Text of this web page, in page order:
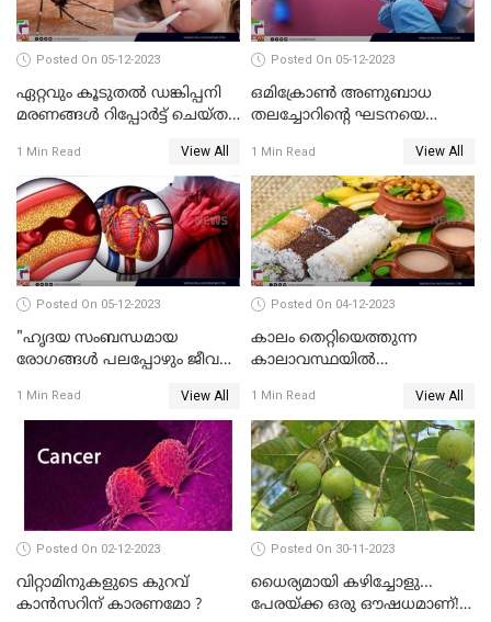
Posted On 05-12-2023
ഏറ്റവും കൂടുതല്‍ ഡങ്കിപ്പനി
മരണങ്ങള്‍ റിപ്പോര്‍ട്ട് ചെയ്ത
ഇന്ത്യയും
1 Min Read View All
Posted On 05-12-2023
ഒമിക്രോണ്‍ അണുബാധ
തലച്ചോറിന്റെ ഘടനയെ
പുറത്ത്
1 Min Read View All
Posted On 05-12-2023
"ഹൃദയ സംബന്ധമായ
രോഗങ്ങള്‍ പലപ്പോഴും ജീവന്
1 Min Read View All
Posted On 04-12-2023
കാലം തെറ്റിയെത്തുന്ന
കാലാവസ്ഥയിൽ
പരിപാലിക്കാം
1 Min Read View All
Posted On 02-12-2023
വിറ്റാമിനുകളുടെ കുറവ്
കാൻസറിന് കാരണമോ ?
Posted On 30-11-2023
ധൈര്യമായി കഴിച്ചോളു...
പേരയ്ക്ക ഒരു ഔഷധമാണ്! |